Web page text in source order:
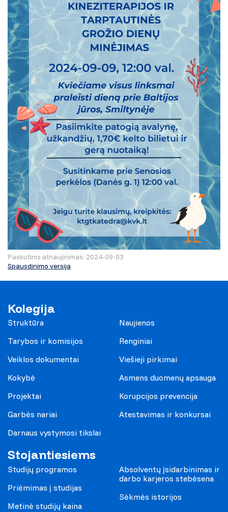
Paskutinis atnaujinimas: 2024-09-03
Spausdinimo versija
Kolegija
Struktūra
Tarybos ir komisijos
Veiklos dokumentai
Kokybė
Projektai
Garbės nariai
Darnaus vystymosi tikslai
Naujienos
Renginiai
Viešieji pirkimai
Asmens duomenų apsauga
Korupcijos prevencija
Atestavimas ir konkursai
Stojantiesiems
Studijų programos
Priėmimas į studijas
Metinė studijų kaina
Absolventų įsidarbinimas ir
darbo karjeros stebėsena
Sėkmės istorijos